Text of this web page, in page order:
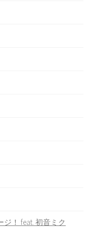
！ feat. 初音ミク